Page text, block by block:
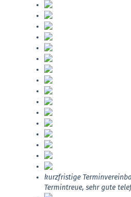
kurzfristige
Termintreue, sehr gute